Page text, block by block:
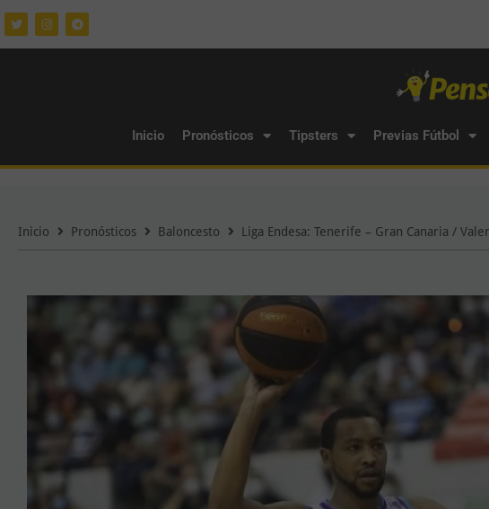
Inicio Pronósticos Tipsters Previas Fútbol
Inicio Pronósticos Baloncesto Liga Endesa: Tenerife – Gran Canaria /